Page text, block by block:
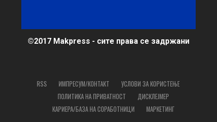
©2017 Makpress - сите права се задржани
RSS ИМПРЕСУМ/КОНТАКТ
УСЛОВИ ЗА КОРИСТЕЊЕ
ПОЛИТИКА НА ПРИВАТНОСТ
ДИСКЛЕЈМЕР
КАРИЕРА/БАЗА НА СОРАБОТНИЦИ
МАРКЕТИНГ